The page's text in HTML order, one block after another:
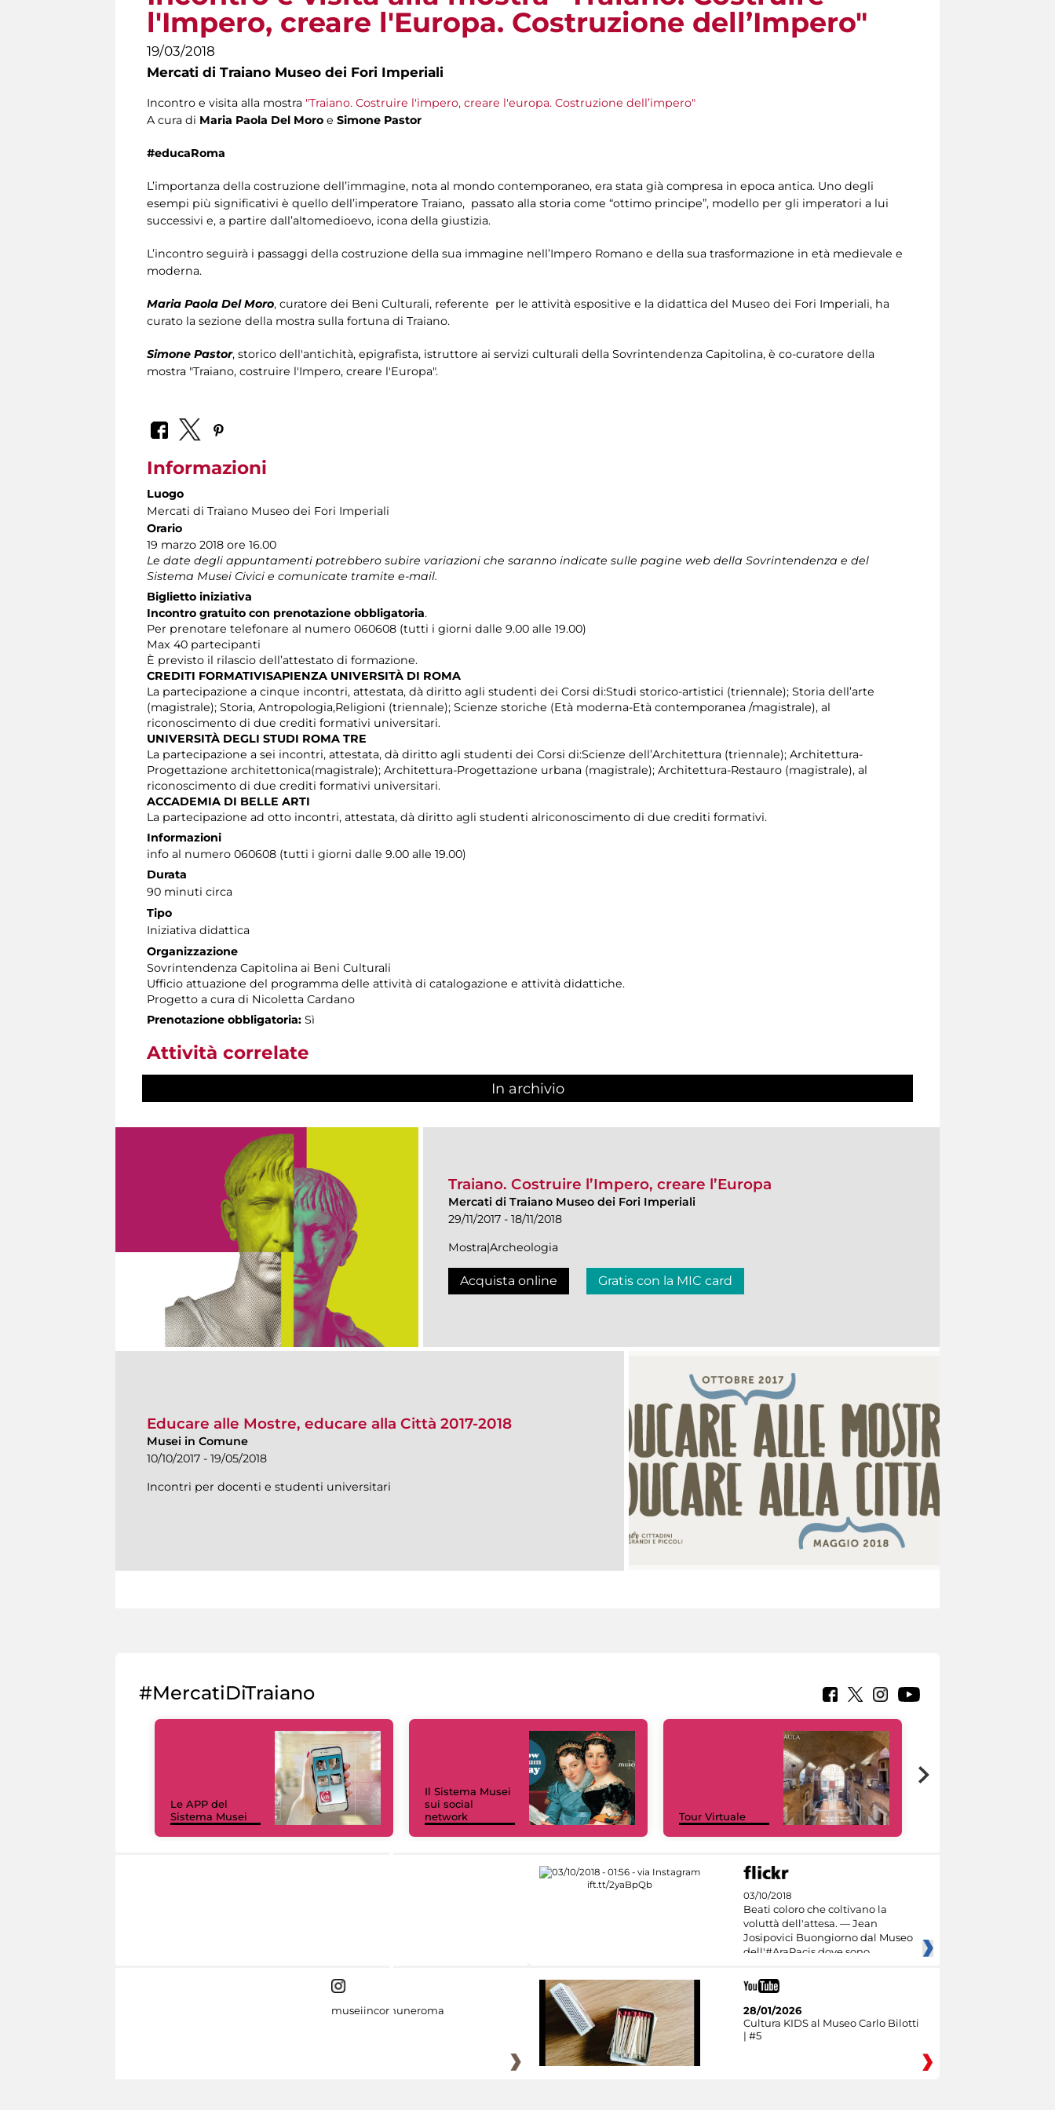
l'Impero, creare l'Europa. Costruzione dell’Impero"
19/03/2018
Mercati di Traiano Museo dei Fori Imperiali
Incontro e visita alla mostra "Traiano. Costruire l'impero, creare l'europa. Costruzione dell’impero"
A cura di Maria Paola Del Moro e Simone Pastor ​
#educaRoma
L’importanza della costruzione dell’immagine, nota al mondo contemporaneo, era stata già compresa in epoca antica. Uno degli
esempi più significativi è quello dell’imperatore Traiano, passato alla storia come “ottimo principe”, modello per gli imperatori a lui
successivi e, a partire dall’altomedioevo, icona della giustizia.
L’incontro seguirà i passaggi della costruzione della sua immagine nell’Impero Romano e della sua trasformazione in età medievale e
moderna.
Maria Paola Del Moro, curatore dei Beni Culturali, referente per le attività espositive e la didattica del Museo dei Fori Imperiali, ha
curato la sezione della mostra sulla fortuna di Traiano.
Simone Pastor, storico dell'antichità, epigrafista, istruttore ai servizi culturali della Sovrintendenza Capitolina, è co-curatore della
mostra "Traiano, costruire l'Impero, creare l'Europa".
Informazioni
Luogo
Mercati di Traiano Museo dei Fori Imperiali
Orario
19 marzo 2018 ore 16.00
Le date degli appuntamenti potrebbero subire variazioni che saranno indicate sulle pagine web della Sovrintendenza e del
Sistema Musei Civici e comunicate tramite e-mail.
Biglietto iniziativa
Incontro gratuito con prenotazione obbligatoria.
Per prenotare telefonare al numero 060608 (tutti i giorni dalle 9.00 alle 19.00)
Max 40 partecipanti
È previsto il rilascio dell’attestato di formazione.
CREDITI FORMATIVISAPIENZA UNIVERSITÀ DI ROMA
La partecipazione a cinque incontri, attestata, dà diritto agli studenti dei Corsi di:Studi storico-artistici (triennale); Storia dell’arte
(magistrale); Storia, Antropologia,Religioni (triennale); Scienze storiche (Età moderna-Età contemporanea /magistrale), al
riconoscimento di due crediti formativi universitari.
UNIVERSITÀ DEGLI STUDI ROMA TRE
La partecipazione a sei incontri, attestata, dà diritto agli studenti dei Corsi di:Scienze dell’Architettura (triennale); Architettura-
Progettazione architettonica(magistrale); Architettura-Progettazione urbana (magistrale); Architettura-Restauro (magistrale), al
riconoscimento di due crediti formativi universitari.
ACCADEMIA DI BELLE ARTI
La partecipazione ad otto incontri, attestata, dà diritto agli studenti alriconoscimento di due crediti formativi.
Informazioni
info al numero 060608 (tutti i giorni dalle 9.00 alle 19.00)
Durata
90 minuti circa
Tipo
Iniziativa didattica
Organizzazione
Sovrintendenza Capitolina ai Beni Culturali
Ufficio attuazione del programma delle attività di catalogazione e attività didattiche.
Progetto a cura di Nicoletta Cardano
Prenotazione obbligatoria: Sì
Attività correlate
In archivio
Traiano. Costruire l’Impero, creare l’Europa
Mercati di Traiano Museo dei Fori Imperiali
29/11/2017 - 18/11/2018
Mostra|Archeologia
Acquista online Gratis con la MIC card
Educare alle Mostre, educare alla Città 2017-2018
Musei in Comune
10/10/2017 - 19/05/2018
Incontri per docenti e studenti universitari
#MercatiDiTraiano
Le APP del
Sistema Musei
Il Sistema Musei
sui social
network
Tour Virtuale
03/10/2018
Beati coloro che coltivano la
voluttà dell'attesa. — Jean
Josipovici Buongiorno dal Museo
dell'#AraPacis dove sono
museiincomuneroma
28/01/2026
Cultura KIDS al Museo Carlo Bilotti
| #5